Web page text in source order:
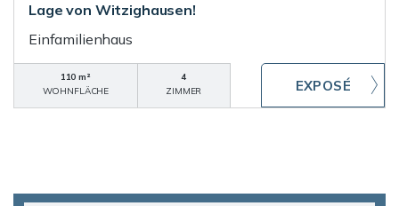
Lage von Witzighausen!
Einfamilienhaus
110 m²
WOHNFLÄCHE
4
ZIMMER